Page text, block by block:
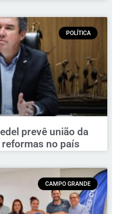
POLÍTICA
prevê união da
no país
CAMPO GRANDE